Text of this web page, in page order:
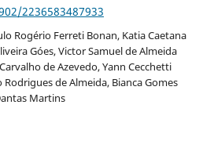
2236583487933
Rogério Ferreti Bonan, Katia Caetana
Góes, Victor Samuel de Almeida
de Azevedo, Yann Cecchetti
de Almeida, Bianca Gomes
Martins